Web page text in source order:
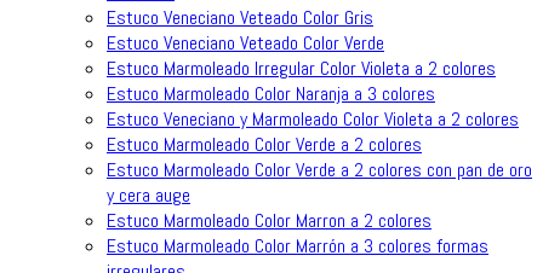
Estuco Veneciano Veteado Color Gris
Estuco Veneciano Veteado Color Verde
Estuco Marmoleado Irregular Color Violeta a 2 colores
Estuco Marmoleado Color Naranja a 3 colores
Estuco Veneciano y Marmoleado Color Violeta a 2 colores
Estuco Marmoleado Color Verde a 2 colores
Estuco Marmoleado Color Verde a 2 colores con pan de oro
y cera auge
Estuco Marmoleado Color Marron a 2 colores
Estuco Marmoleado Color Marrón a 3 colores formas